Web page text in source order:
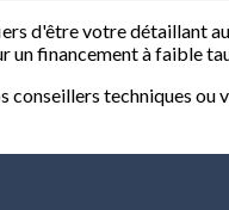
d'être votre détaillant
un financement à faible
conseillers techniques ou